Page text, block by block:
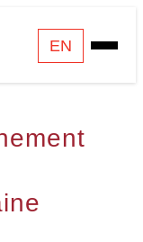
EN
Open
Mobile